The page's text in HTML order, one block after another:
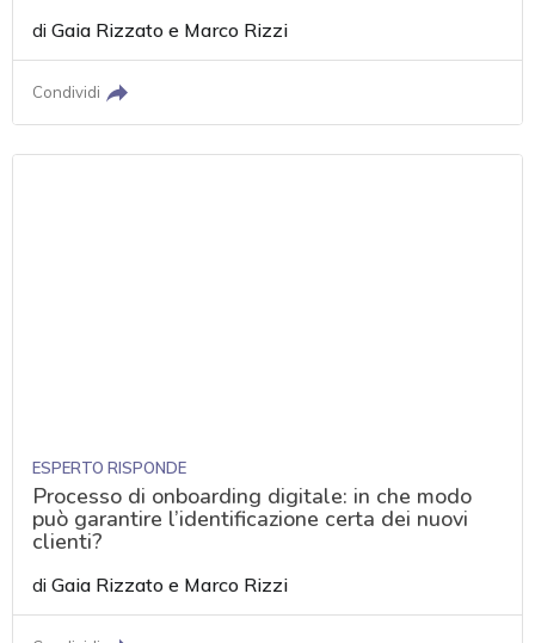
diGaia Rizzato e Marco Rizzi
Condividi
ESPERTO RISPONDE
Processo di onboarding digitale: in che modo
può garantire l’identificazione certa dei nuovi
clienti?
diGaia Rizzato e Marco Rizzi